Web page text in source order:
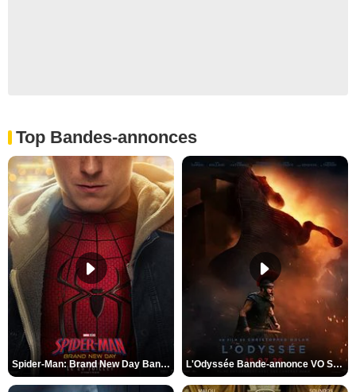
Top Bandes-annonces
Spider-Man: Brand New Day Bande-annonce VO STFR L'Odyssée Bande-annonce VO STFR